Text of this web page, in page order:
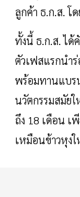
ลูกค้า ธ.ก.ส. โ
ทั้งนี้ ธ.ก.ส. ได้
ตัวเฟสแรกนำ
พร้อมทานแบร
นวัตกรรมสมัย
ถึง 18 เดือน เ
เหมือนข้าวหุง